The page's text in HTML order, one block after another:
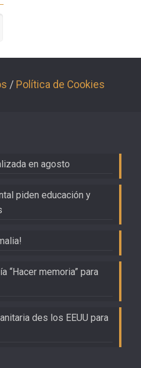
/ Política de Cookies
en agosto
piden educación y
“Hacer memoria” para
des los EEUU para